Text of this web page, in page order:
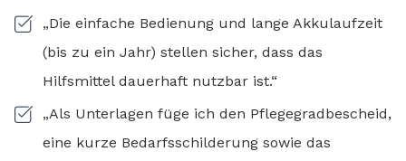
„Die einfache Bedienung und lange Akkulaufzeit
(bis zu ein Jahr) stellen sicher, dass das
Hilfsmittel dauerhaft nutzbar ist.“
„Als Unterlagen füge ich den Pflegegradbescheid,
eine kurze Bedarfsschilderung sowie das